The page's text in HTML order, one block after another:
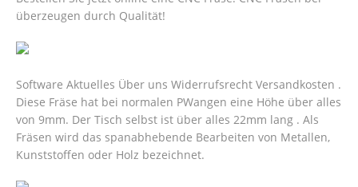
überzeugen durch Qualität!
Software Aktuelles Über uns Widerrufsrecht Versandkosten .
Diese Fräse hat bei normalen PWangen eine Höhe über alles
von 9mm. Der Tisch selbst ist über alles 22mm lang . Als
Fräsen wird das spanabhebende Bearbeiten von Metallen,
Kunststoffen oder Holz bezeichnet.